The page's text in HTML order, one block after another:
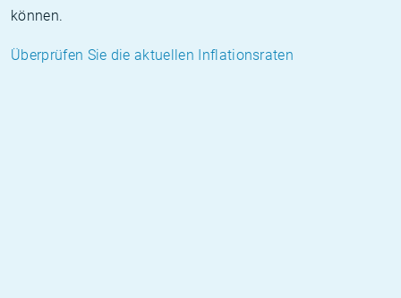
können.
Überprüfen Sie die aktuellen Inflationsraten